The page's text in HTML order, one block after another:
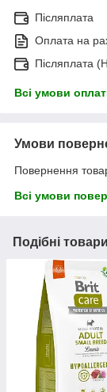
Післяплата
Оплата на
Післяплата
Всі умови
Умови
Повернення
Всі умови
Подібні